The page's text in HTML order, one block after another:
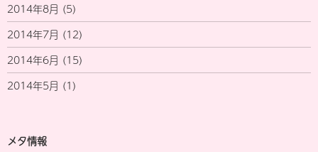
2014年8月 (5)
2014年7月 (12)
2014年6月 (15)
2014年5月 (1)
メタ情報